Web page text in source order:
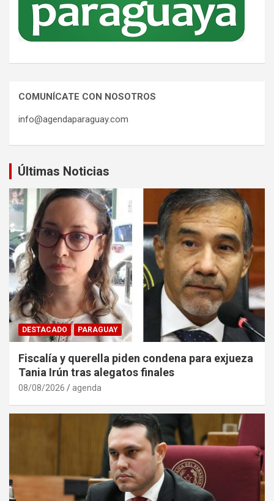
COMUNÍCATE CON NOSOTROS
info@agendaparaguay.com
Últimas Noticias
DESTACADO PARAGUAY
Fiscalía y querella piden condena para exjueza
Tania Irún tras alegatos finales
08/08/2026 agenda